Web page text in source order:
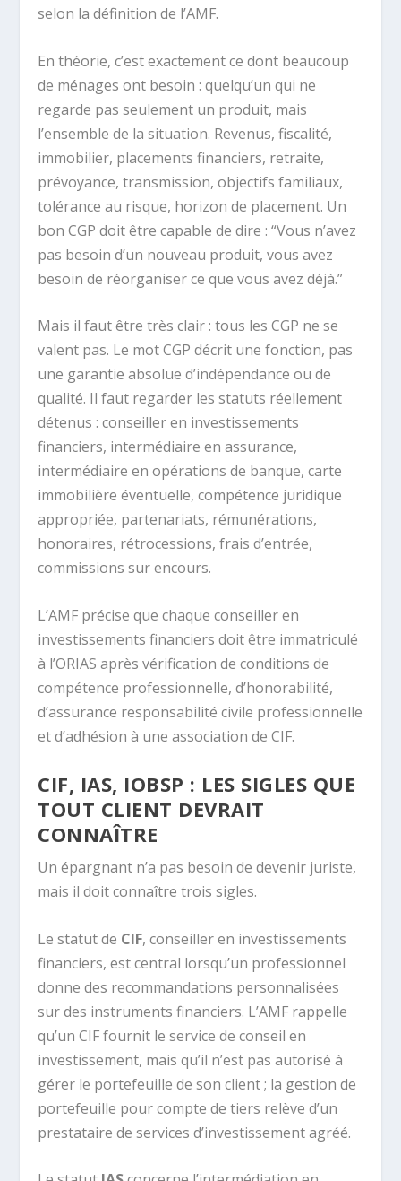
selon la définition de l’AMF.
En théorie, c’est exactement ce dont beaucoup
de ménages ont besoin : quelqu’un qui ne
regarde pas seulement un produit, mais
l’ensemble de la situation. Revenus, fiscalité,
immobilier, placements financiers, retraite,
prévoyance, transmission, objectifs familiaux,
tolérance au risque, horizon de placement. Un
bon CGP doit être capable de dire : “Vous n’avez
pas besoin d’un nouveau produit, vous avez
besoin de réorganiser ce que vous avez déjà.”
Mais il faut être très clair : tous les CGP ne se
valent pas. Le mot CGP décrit une fonction, pas
une garantie absolue d’indépendance ou de
qualité. Il faut regarder les statuts réellement
détenus : conseiller en investissements
financiers, intermédiaire en assurance,
intermédiaire en opérations de banque, carte
immobilière éventuelle, compétence juridique
appropriée, partenariats, rémunérations,
honoraires, rétrocessions, frais d’entrée,
commissions sur encours.
L’AMF précise que chaque conseiller en
investissements financiers doit être immatriculé
à l’ORIAS après vérification de conditions de
compétence professionnelle, d’honorabilité,
d’assurance responsabilité civile professionnelle
et d’adhésion à une association de CIF.
CIF, IAS, IOBSP : LES SIGLES QUE
TOUT CLIENT DEVRAIT
CONNAÎTRE
Un épargnant n’a pas besoin de devenir juriste,
mais il doit connaître trois sigles.
Le statut de CIF, conseiller en investissements
financiers, est central lorsqu’un professionnel
donne des recommandations personnalisées
sur des instruments financiers. L’AMF rappelle
qu’un CIF fournit le service de conseil en
investissement, mais qu’il n’est pas autorisé à
gérer le portefeuille de son client ; la gestion de
portefeuille pour compte de tiers relève d’un
prestataire de services d’investissement agréé.